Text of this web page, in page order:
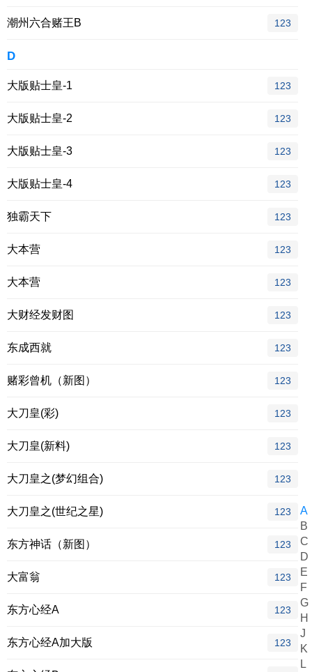
潮州六合赌王B 123
D
大版贴士皇-1 123
大版贴士皇-2 123
大版贴士皇-3 123
大版贴士皇-4 123
独霸天下 123
大本营 123
大本营 123
大财经发财图 123
东成西就 123
赌彩曾机（新图） 123
大刀皇(彩) 123
大刀皇(新料) 123
大刀皇之(梦幻组合) 123
大刀皇之(世纪之星) 123
东方神话（新图） 123
大富翁 123
东方心经A 123
东方心经A加大版 123
A
B
C
D
E
F
G
H
J
K
L